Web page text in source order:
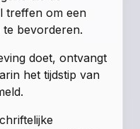
treffen om een
bevorderen.
doet, ontvangt
het tijdstip van